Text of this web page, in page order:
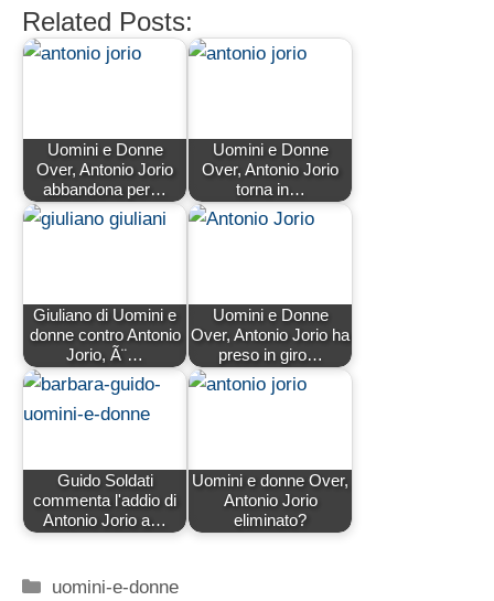
Related Posts:
Uomini e Donne
Over, Antonio Jorio
abbandona per…
Uomini e Donne
Over, Antonio Jorio
torna in…
Giuliano di Uomini e
donne contro Antonio
Jorio, Ã¨…
Uomini e Donne
Over, Antonio Jorio ha
preso in giro…
Guido Soldati
commenta l'addio di
Antonio Jorio a…
Uomini e donne Over,
Antonio Jorio
eliminato?
Categorie
uomini-e-donne